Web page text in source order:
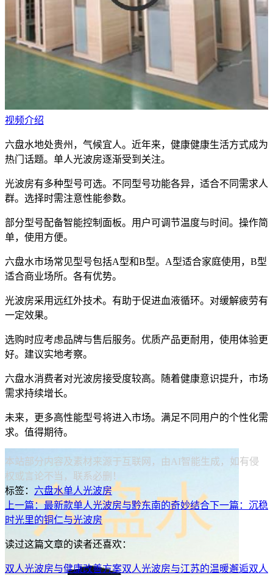
视频介绍
六盘水地处贵州，气候宜人。近年来，健康健康生活方式成为
热门话题。单人光波房逐渐受到关注。
光波房有多种型号可选。不同型号功能各异，适合不同需求人
群。选择时需注意性能参数。
部分型号配备智能控制面板。用户可调节温度与时间。操作简
单，使用方便。
六盘水市场常见型号包括A型和B型。A型适合家庭使用，B型
适合商业场所。各有优势。
光波房采用远红外技术。有助于促进血液循环。对缓解疲劳有
一定效果。
选购时应考虑品牌与售后服务。优质产品更耐用，使用体验更
好。建议实地考察。
六盘水消费者对光波房接受度较高。随着健康意识提升，市场
需求持续增长。
未来，更多高性能型号将进入市场。满足不同用户的个性化需
求。值得期待。
本站部分内容及素材来源于互联网，由AI智能生成，如有侵
权或言论不当，联系必删！
标签： 六盘水单人光波房
上一篇：最新款单人光波房与黔东南的奇妙结合下一篇：沉稳
时光里的铜仁与光波房
读过这篇文章的读者还喜欢：
双人光波房与健康改善方案双人光波房与江苏的温暖邂逅双人